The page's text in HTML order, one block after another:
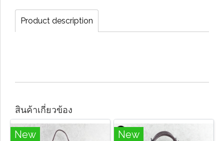
Product description
สินค้าเกี่ยวข้อง
New New